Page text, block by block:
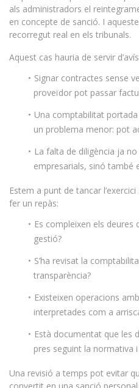
als administradors el
en concepte de sanció. I
recorregut real en els tribunals.
Aquest cas hauria de servir
Signar contractes sense
proveïdor pot passar
Una comptabilitat portada
un problema menor: pot
La falta de diligència ja
empresarials, sinó també
Estem a punt de tancar
fer un repàs:
Es compleixen els deures
gestió?
S’ha revisat la
transparència?
Existeixen operacions
interpretades com a
Està documentat que les
pres seguint la normativa
Una revisió a temps pot evitar